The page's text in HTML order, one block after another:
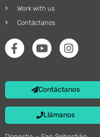
Work with us
Contáctanos
Contáctanos
Llámanos